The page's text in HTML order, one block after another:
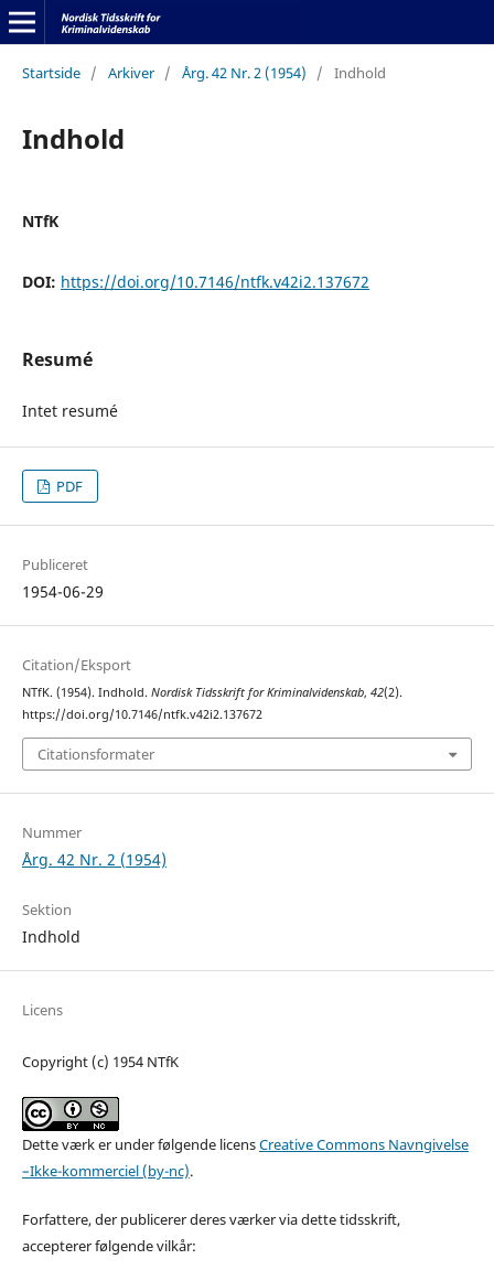
Startside / Arkiver / Årg. 42 Nr. 2 (1954) / Indhold
Indhold
NTfK
DOI: https://doi.org/10.7146/ntfk.v42i2.137672
Resumé
Intet resumé
PDF
Publiceret
1954-06-29
Citation/Eksport
NTfK. (1954). Indhold. Nordisk Tidsskrift for Kriminalvidenskab, 42(2).
https://doi.org/10.7146/ntfk.v42i2.137672
Citationsformater
Nummer
Årg. 42 Nr. 2 (1954)
Sektion
Indhold
Licens
Copyright (c) 1954 NTfK
Dette værk er under følgende licensCreative Commons Navngivelse
–Ikke-kommerciel (by-nc).
Forfattere, der publicerer deres værker via dette tidsskrift,
accepterer følgende vilkår: